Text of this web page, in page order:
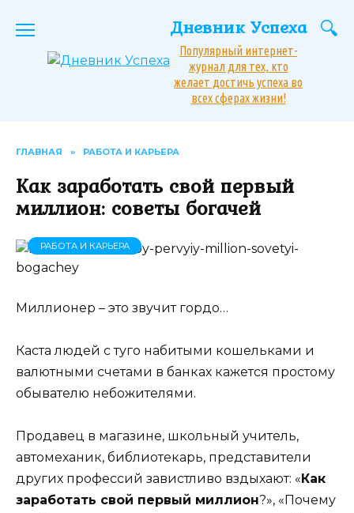
Дневник Успеха
Популярный интернет-
журнал для тех, кто
желает достичь успеха во
всех сферах жизни!
ГЛАВНАЯ » РАБОТА И КАРЬЕРА
Как заработать свой первый
миллион: советы богачей
РАБОТА И КАРЬЕРА
Миллионер – это звучит гордо…
Каста людей с туго набитыми кошельками и
валютными счетами в банках кажется простому
обывателю небожителями.
Продавец в магазине, школьный учитель,
автомеханик, библиотекарь, представители
других профессий завистливо вздыхают: « Как
заработать свой первый миллион?», «Почему